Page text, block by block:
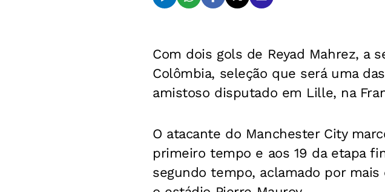
Com dois gols de Reyad Mahrez, a
Colômbia, seleção que será uma
amistoso disputado em Lille, na
O atacante do Manchester City
primeiro tempo e aos 19 da etapa
segundo tempo, aclamado por